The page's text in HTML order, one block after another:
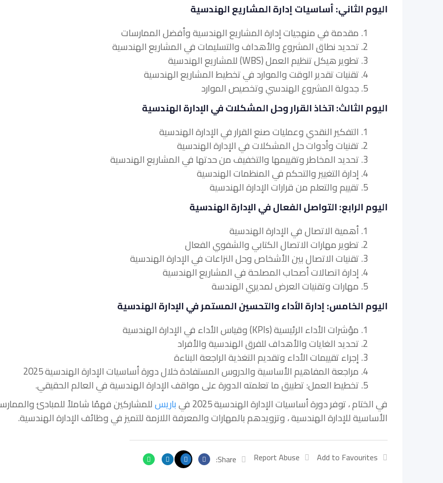
اليوم الثاني: أساسيات إدارة المشاريع الهندسية
1. مقدمة في منهجيات إدارة المشاريع الهندسية وأفضل الممارسات
2. تحديد نطاق المشروع والأهداف والتسليمات في المشاريع الهندسية
3. تطوير هيكل تنظيم العمل (WBS) للمشاريع الهندسية
4. تقنيات تقدير الوقت والموارد في تخطيط المشاريع الهندسية
5. جدولة المشروع الهندسي وتخصيص الموارد
اليوم الثالث: اتخاذ القرار وحل المشكلات في الإدارة الهندسية
1. التفكير النقدي وعمليات صنع القرار في الإدارة الهندسية
2. تقنيات وأدوات حل المشكلات في الإدارة الهندسية
3. تحديد المخاطر وتقييمها والتخفيف من حدتها في المشاريع الهندسية
4. إدارة التغيير والتحكم في المنظمات الهندسية
5. تقييم والتعلم من قرارات الإدارة الهندسية
اليوم الرابع: التواصل الفعال في الإدارة الهندسية
1. أهمية الاتصال في الإدارة الهندسية
2. تطوير مهارات الاتصال الكتابي والشفوي الفعال
3. تقنيات الاتصال بين الأشخاص وحل النزاعات في الإدارة الهندسية
4. إدارة اتصالات أصحاب المصلحة في المشاريع الهندسية
5. مهارات وتقنيات العرض لمديري الهندسة
اليوم الخامس: إدارة الأداء والتحسين المستمر في الإدارة الهندسية
1. مؤشرات الأداء الرئيسية (KPIs) وقياس الأداء في الإدارة الهندسية
2. تحديد الغايات والأهداف للفرق الهندسية والأفراد
3. إجراء تقييمات الأداء وتقديم التغذية الراجعة البناءة
4. مراجعة المفاهيم الأساسية والدروس المستفادة خلال دورة أساسيات الإدارة الهندسية 2025
5. تخطيط العمل: تطبيق ما تعلمته الدورة على مواقف الإدارة الهندسية في العالم الحقيقي.
في الختام ، توفر دورة أساسيات الإدارة الهندسية 2025 في
باريسللمشاركين فهمًا شاملاً للمبادئ
الأساسية للإدارة الهندسية ، وتزويدهم بالمهارات والمعرفة اللازمة للتميز في وظائف الإدارة الهندسية.
Add to Favourites
Report Abuse
Share: